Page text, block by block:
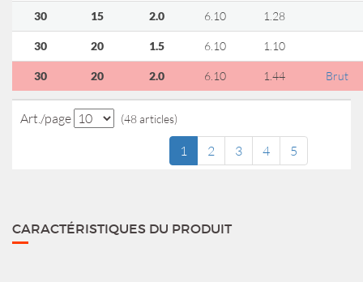
30 15 2.0 6.10 1.28
30 20 1.5 6.10 1.10
30 20 2.0 6.10 1.44 Brut
Art./page (48 articles)
1 2 3 4 5
CARACTÉRISTIQUES DU PRODUIT